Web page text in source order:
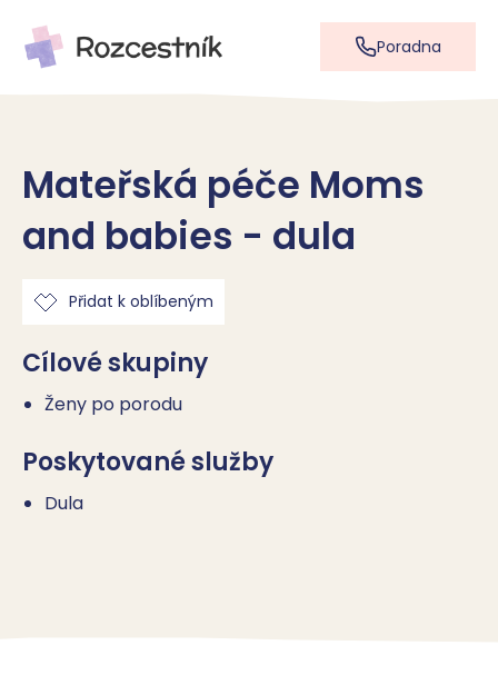
Poradna
Mateřská péče Moms
and babies - dula
Přidat k oblíbeným
Cílové skupiny
Ženy po porodu
Poskytované služby
Dula